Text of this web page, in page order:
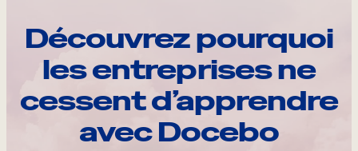
Découvrez pourquoi
les entreprises ne
cessent d’apprendre
avec Docebo